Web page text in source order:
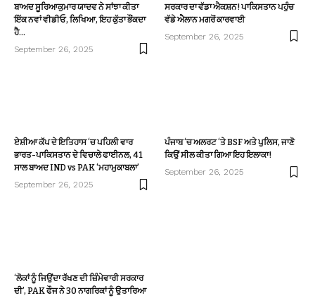
ਬਾਅਦ ਸੂਰਿਆਕੁਮਾਰ ਯਾਦਵ ਨੇ ਸਾਂਝਾ ਕੀਤਾ
ਇੱਕ ਨਵਾਂ ਵੀਡੀਓ, ਲਿਖਿਆ, ਇਹ ਕੁੱਤਾ ਭੌਂਕਦਾ
ਹੈ…
September 26, 2025
ਸਰਕਾਰ ਦਾ ਵੱਡਾ ਐਕਸ਼ਨ! ਪਾਕਿਸਤਾਨ ਪਹੁੰਚ
ਵੱਡੇ ਐਲਾਨ ਮਗਰੋਂ ਕਾਰਵਾਈ
September 26, 2025
ਏਸ਼ੀਆ ਕੱਪ ਦੇ ਇਤਿਹਾਸ ‘ਚ ਪਹਿਲੀ ਵਾਰ
ਭਾਰਤ-ਪਾਕਿਸਤਾਨ ਦੇ ਵਿਚਾਲੇ ਫਾਈਨਲ, 41
ਸਾਲ ਬਾਅਦ IND vs PAK ‘ਮਹਾਮੁਕਾਬਲਾ’
September 26, 2025
ਪੰਜਾਬ ‘ਚ ਅਲਰਟ ‘ਤੇ BSF ਅਤੇ ਪੁਲਿਸ, ਜਾਣੋ
ਕਿਉਂ ਸੀਲ ਕੀਤਾ ਗਿਆ ਇਹ ਇਲਾਕਾ!
September 26, 2025
‘ਲੋਕਾਂ ਨੂੰ ਜਿਉਂਦਾ ਰੱਖਣ ਦੀ ਜ਼ਿੰਮੇਵਾਰੀ ਸਰਕਾਰ
ਦੀ’, PAK ਫੌਜ ਨੇ 30 ਨਾਗਰਿਕਾਂ ਨੂੰ ਉਤਾਰਿਆ